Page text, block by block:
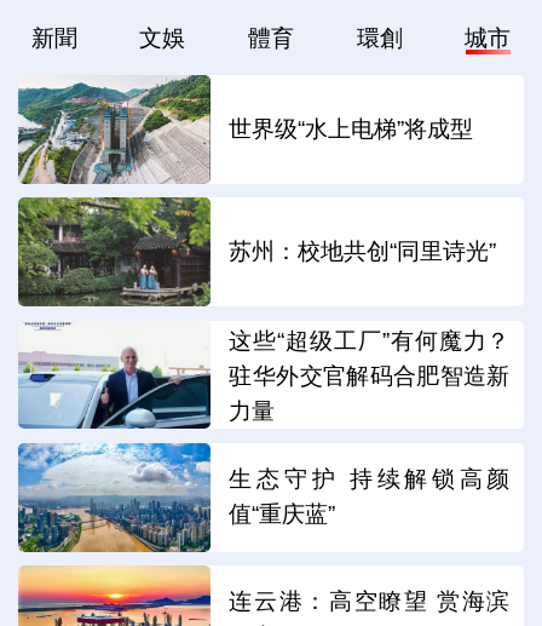
新聞 文娛 體育 環創 城市
世界级“水上电梯”将成型
苏州：校地共创“同里诗光”
这些“超级工厂”有何魔力？
驻华外交官解码合肥智造新
力量
生态守护 持续解锁高颜
值“重庆蓝”
连云港：高空瞭望 赏海滨